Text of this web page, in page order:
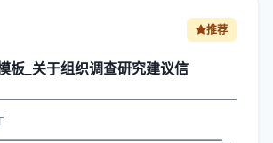
推荐
板_关于组织调查研究建议信